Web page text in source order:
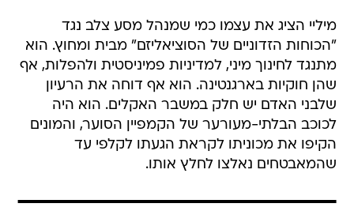
מיליי הציג את עצמו כמי שמנהל מסע צלב נגד
"הכוחות הזדוניים של הסוציאליזם" מבית ומחוץ. הוא
מתנגד לחינוך מיני, למדיניות פמיניסטית ולהפלות, אף
שהן חוקיות בארגנטינה. הוא אף דוחה את הרעיון
שלבני האדם יש חלק במשבר האקלים. הוא היה
לכוכב הבלתי-מעורער של הקמפיין הסוער, והמונים
הקיפו את מכוניתו לקראת הגעתו לקלפי עד
שהמאבטחים נאלצו לחלץ אותו.